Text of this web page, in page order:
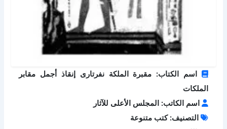
اسم الكتاب: مقبرة الملكة نفرتارى إنقاذ أجمل مقابر
الملكات
اسم الكاتب: المجلس الأعلى للآثار
التصنيف: كتب متنوعة